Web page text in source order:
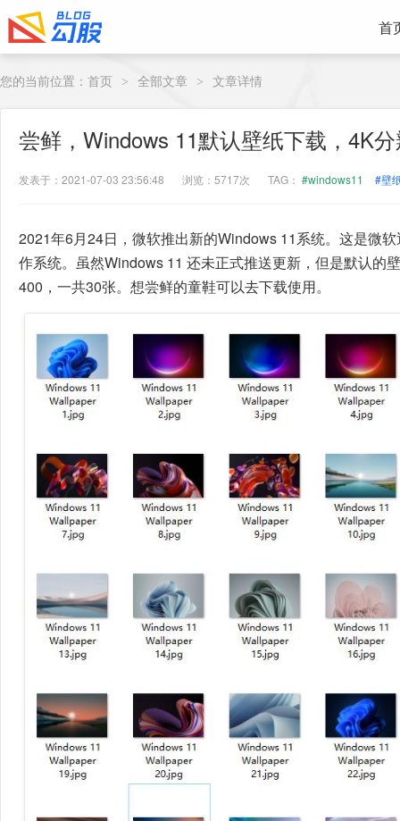
首
您的当前位置： 首页 > 全部文章 > 文章详情
尝鲜，Windows 11默认壁纸下载，4K
发表于：2021-07-03 23:56:48 浏览：5717次 TAG： #windows11 #壁
2021年6月24日，微软推出新的Windows 11系统。这是微
作系统。虽然Windows 11 还未正式推送更新，但是默认的
400，一共30张。想尝鲜的童鞋可以去下载使用。